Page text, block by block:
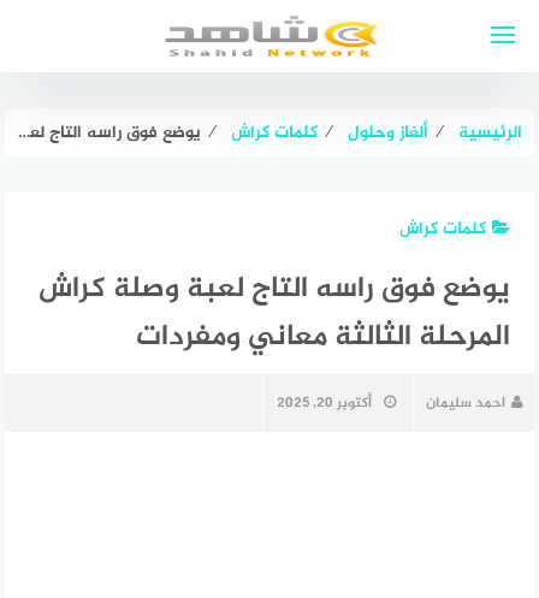
الرئيسية ⁄ ألغاز وحلول ⁄ كلمات كراش ⁄ يوضع فوق راسه التاج لعبة وصلة كراش المرحلة الثالثة معاني ومفردات
كلمات كراش
يوضع فوق راسه التاج لعبة وصلة كراش
المرحلة الثالثة معاني ومفردات
احمد سليمان أكتوبر 20, 2025